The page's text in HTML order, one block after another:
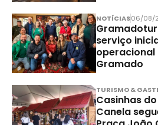
NOTÍCIAS06/08/
serviço
operacional
Gramado
TURISMO &
Casinhas
Canela